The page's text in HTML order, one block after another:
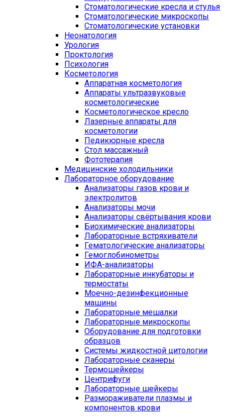
Стоматологические кресла и стулья
Стоматологические микроскопы
Стоматологические установки
Неонатология
Урология
Проктология
Психология
Косметология
Аппаратная косметология
Аппараты ультразвуковые
косметологические
Косметологическое кресло
Лазерные аппараты для
косметологии
Педикюрные кресла
Стол массажный
Фототерапия
Медицинские холодильники
Лабораторное оборудование
Анализаторы газов крови и
электролитов
Анализаторы мочи
Анализаторы свёртывания крови
Биохимические анализаторы
Лабораторные встряхиватели
Гематологические анализаторы
Гемоглобинометры
ИФА-анализаторы
Лабораторные инкубаторы и
термостаты
Моечно-дезинфекционные
машины
Лабораторные мешалки
Лабораторные микроскопы
Оборудование для подготовки
образцов
Системы жидкостной цитологии
Лабораторные сканеры
Термошейкеры
Центрифуги
Лабораторные шейкеры
Размораживатели плазмы и
компонентов крови